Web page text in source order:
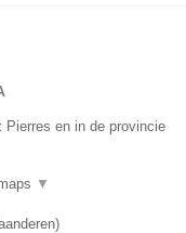
Pierres en in de provincie
▼
)